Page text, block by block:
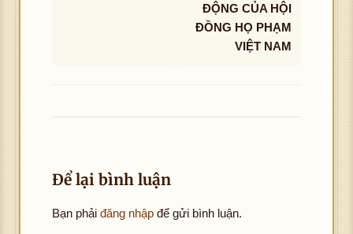
ĐỘNG CỦA HỘI
ĐỒNG HỌ PHẠM
VIỆT NAM
Để lại bình luận
Bạn phải đăng nhập để gửi bình luận.